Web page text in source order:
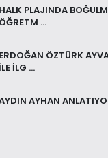
HALK PLAJINDA
ÖĞRETM ...
ERDOĞAN ÖZTÜRK
İLE İLG ...
AYHAN